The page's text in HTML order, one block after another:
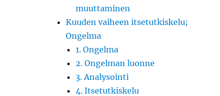
muuttaminen
Kuuden vaiheen itsetutkiskelu;
Ongelma
1. Ongelma
2. Ongelman luonne
3. Analysointi
4. Itsetutkiskelu